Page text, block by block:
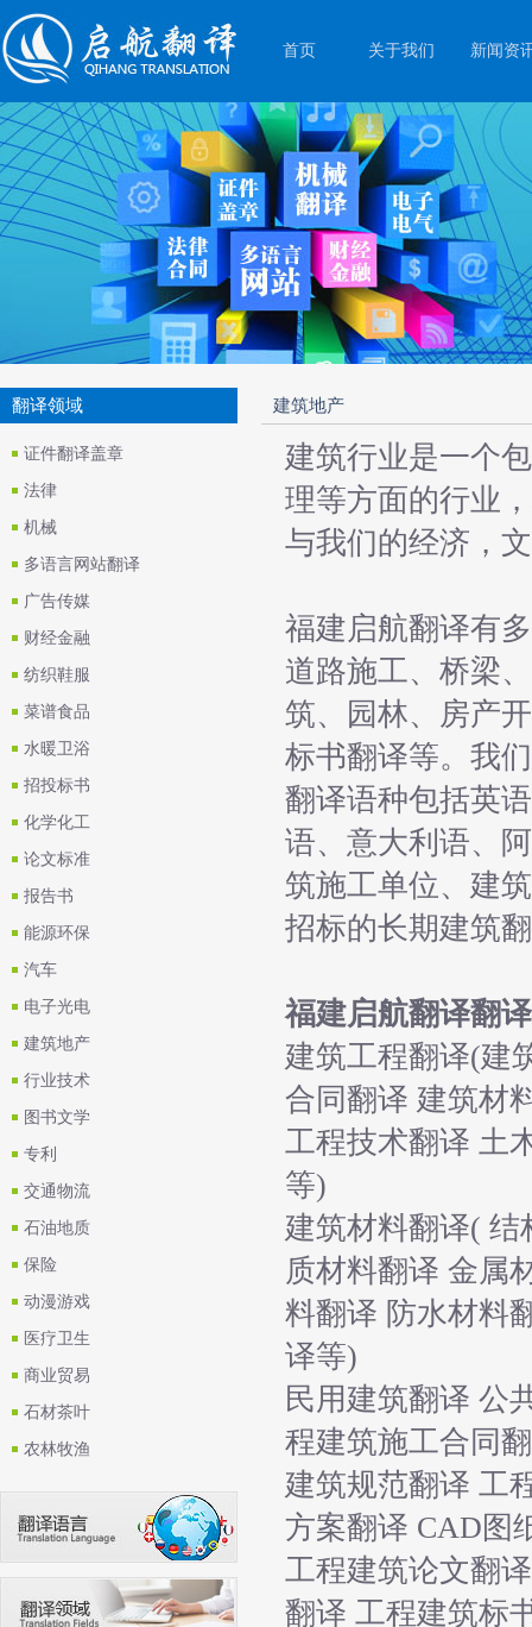
首页 关于我们 新闻资
翻译领域
证件翻译盖章
法律
机械
多语言网站翻译
广告传媒
财经金融
纺织鞋服
菜谱食品
水暖卫浴
招投标书
化学化工
论文标准
报告书
能源环保
汽车
电子光电
建筑地产
行业技术
图书文学
专利
交通物流
石油地质
保险
动漫游戏
医疗卫生
商业贸易
石材茶叶
农林牧渔
建筑地产
建筑行业是一个
理等方面的行业
与我们的经济，
福建启航翻译有
道路施工、桥梁
筑、园林、房产
标书翻译等。我
翻译语种包括英
语、意大利语、
筑施工单位、建
招标的长期建筑
福建启航翻译翻
建筑工程翻译(建
合同翻译 建筑材
工程技术翻译 土
等)
建筑材料翻译(
质材料翻译 金属
料翻译 防水材料
译等)
民用建筑翻译 公
程建筑施工合同
建筑规范翻译 工
方案翻译 CAD图
工程建筑论文翻
翻译 工程建筑标